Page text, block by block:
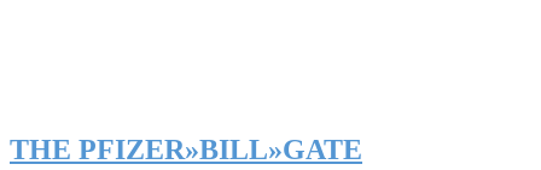
THE PFIZER»BILL»GATE